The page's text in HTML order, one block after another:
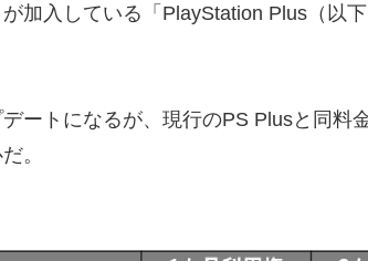
加入している「PlayStation Plus（以
ートになるが、現行のPS Plusと同料
。